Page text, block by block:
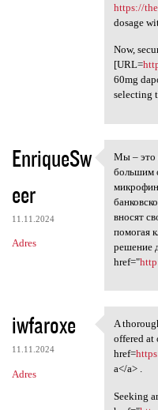
https://
dosage
Now,
[URL=
60mg
selecting
EnriqueSw
eer
11.11.2024
Adres
Мы –
Мы – это
большим
вносят
помогая
решение
href="
iwfaroxe
11.11.2024
Adres
A
A
offered at
href=
a</a> .
Seeking